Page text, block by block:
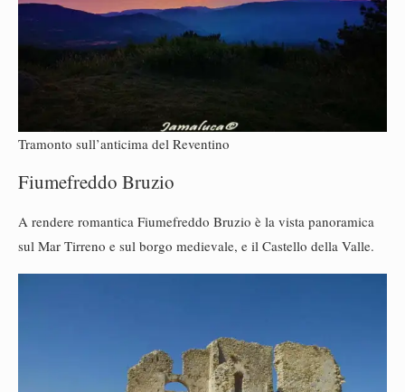
Tramonto sull’anticima del Reventino
Fiumefreddo Bruzio
A rendere romantica Fiumefreddo Bruzio è la vista panoramica
sul Mar Tirreno e sul borgo medievale, e il Castello della Valle.